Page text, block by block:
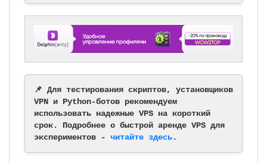
📌 Для тестирования скриптов, установщиков
VPN и Python-ботов рекомендуем
использовать надежные VPS на короткий
срок. Подробнее о быстрой аренде VPS для
экспериментов - читайте здесь.